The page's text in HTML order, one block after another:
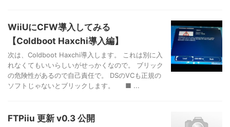
WiiUにCFW導入してみる
【Coldboot Haxchi導入編】
次は、Coldboot Haxchi導入します。 これは別に入
れなくてもいいらしいがせっかくなので。 ブリック
の危険性があるので自己責任で。 DSのVCも正規の
ソフトじゃないとブリックします。 ■ ...
FTPiiu 更新 v0.3 公開